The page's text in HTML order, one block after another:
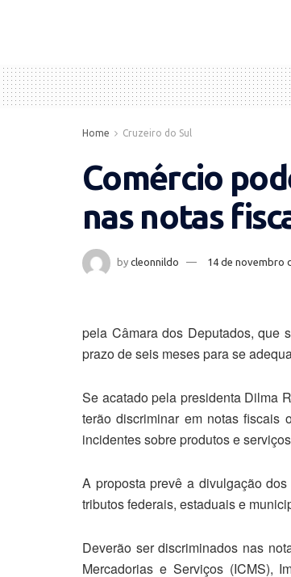
Home Cruzeiro do Sul
Comércio
nas notas
by cleonnildo 14 de novembro
pela Câmara dos Deputados, que
prazo de seis meses para se
Se acatado pela presidenta Dilma
terão discriminar em notas fiscais
incidentes sobre produtos e
A proposta prevê a divulgação
tributos federais, estaduais e
Deverão ser discriminados nas
Mercadorias e Serviços (ICMS),